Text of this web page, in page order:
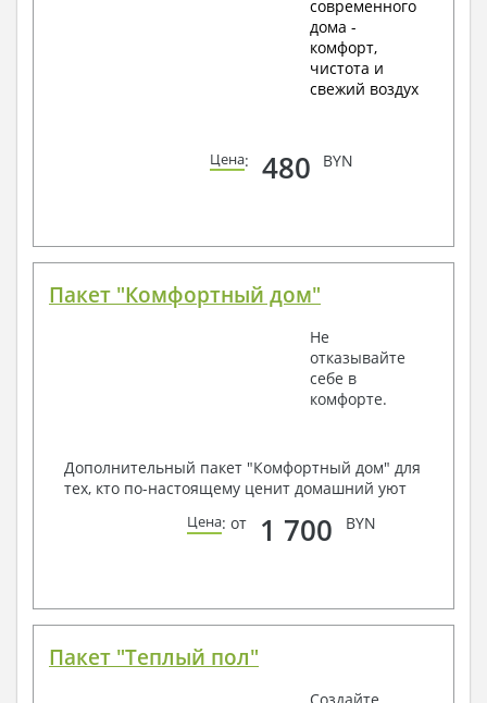
современного
дома -
комфорт,
чистота и
свежий воздух
Цена: 480 BYN
Пакет "Комфортный дом"
Не
отказывайте
себе в
комфорте.
Дополнительный пакет "Комфортный дом" для
тех, кто по-настоящему ценит домашний уют
Цена: от 1 700 BYN
Пакет "Теплый пол"